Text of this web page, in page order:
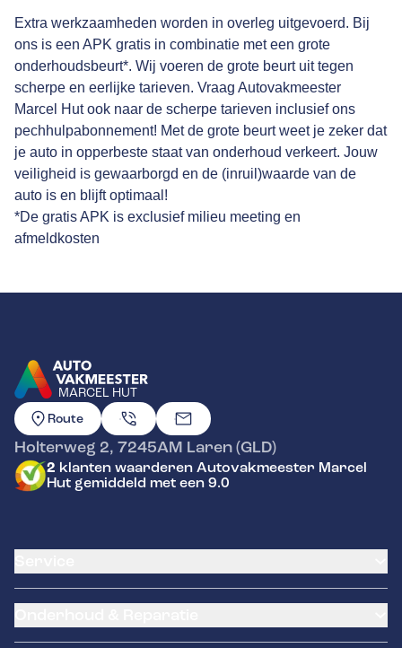
Extra werkzaamheden worden in overleg uitgevoerd. Bij
ons is een APK gratis in combinatie met een grote
onderhoudsbeurt*. Wij voeren de grote beurt uit tegen
scherpe en eerlijke tarieven. Vraag Autovakmeester
Marcel Hut ook naar de scherpe tarieven inclusief ons
pechhulpabonnement! Met de grote beurt weet je zeker dat
je auto in opperbeste staat van onderhoud verkeert. Jouw
veiligheid is gewaarborgd en de (inruil)waarde van de
auto is en blijft optimaal!
*De gratis APK is exclusief milieu meeting en
afmeldkosten
MARCEL HUT
GA NAAR DE HOMEPAGINA
Route
Holterweg 2, 7245AM Laren (GLD)
2 klanten waarderen Autovakmeester Marcel
Hut gemiddeld met een 9.0
Banden service